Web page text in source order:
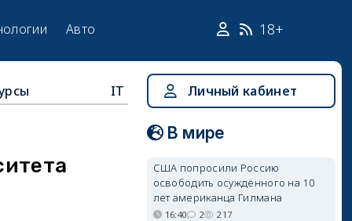
Авто 18+
IT Личный кабинет
В мире
США попросили Россию
освободить осуждённого на 10
лет американца Гилмана
16:40 2 217